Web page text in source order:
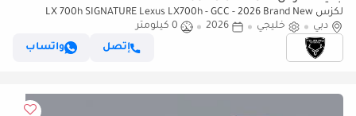
لكزس LX 700h SIGNATURE Lexus LX700h - GCC - 2026 Brand New
(Export)
دبي خليجي 2026
0 كيلومتر
إتصل
واتساب